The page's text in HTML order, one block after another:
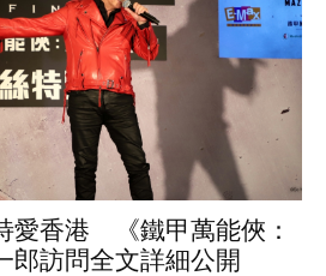
愛香港 《鐵甲萬能俠：
郎訪問全文詳細公開